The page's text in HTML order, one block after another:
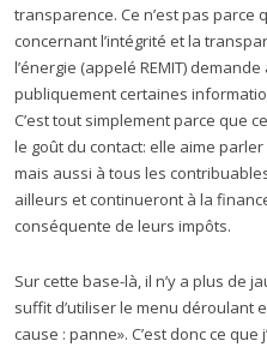
transparence. Ce n’est pas parce
concernant l’intégrité et la
l’énergie (appelé REMIT)
publiquement certaines
C’est tout simplement parce que
le goût du contact: elle aime
mais aussi à tous les
ailleurs et continueront à la
conséquente de leurs impôts.
Sur cette base-là, il n’y a plus de
suffit d’utiliser le menu déroulant
cause : panne». C’est donc ce